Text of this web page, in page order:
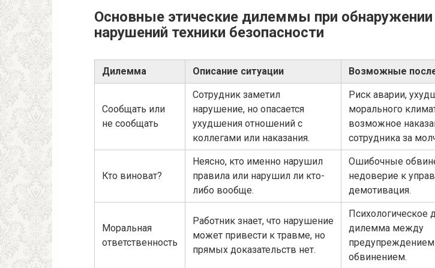
Основные этические дилеммы при обнаружении
нарушений техники безопасности
Дилемма Описание ситуации Возможные
Сообщать или
не сообщать
Сотрудник заметил
нарушение, но опасается
ухудшения отношений с
коллегами или наказания.
Риск аварии,
морального
возможное
сотрудника за
Кто виноват?
Неясно, кто именно нарушил
правила или нарушил ли кто-
либо вообще.
Ошибочные
недоверие к
демотивация.
Моральная
ответственность
Работник знает, что нарушение
может привести к травме, но
прямых доказательств нет.
Психологическое
дилемма между
обвинением.